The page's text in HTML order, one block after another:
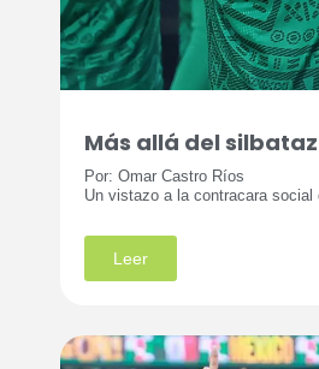
Más allá del
Por: Omar Castro Ríos
Un vistazo a la contracara social
Leer